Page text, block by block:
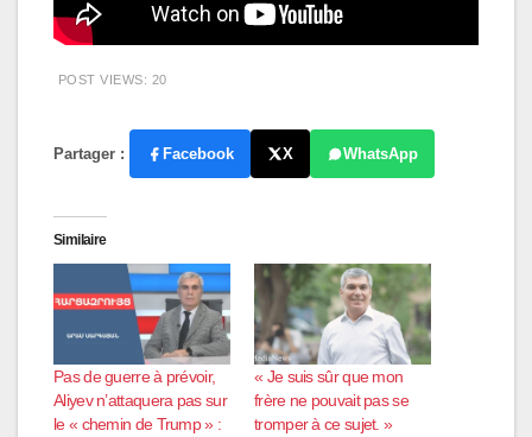
POST VIEWS: 20
Partager : Facebook X WhatsApp
Similaire
Pas de guerre à prévoir,
Aliyev n’attaquera pas sur
le « chemin de Trump » :
« Je suis sûr que mon
frère ne pouvait pas se
tromper à ce sujet. »